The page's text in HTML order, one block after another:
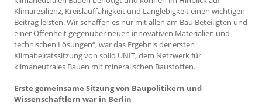
Klimaresilienz, Kreislauffähigkeit und Langlebigkeit einen wichtigen
Beitrag leisten. Wir schaffen es nur mit allen am Bau Beteiligten und
einer Offenheit gegenüber neuen innovativen Materialien und
technischen Lösungen“, war das Ergebnis der ersten
Klimabeiratssitzung von solid UNIT, dem Netzwerk für
klimaneutrales Bauen mit mineralischen Baustoffen.
Erste gemeinsame Sitzung von Baupolitikern und
Wissenschaftlern war in Berlin